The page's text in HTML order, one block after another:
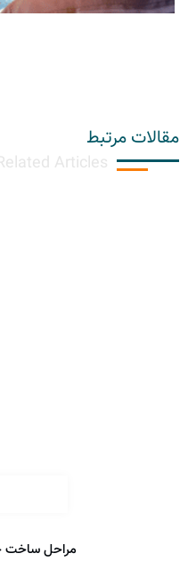
مقالات مرتبط
Articles
مراحل ساخت